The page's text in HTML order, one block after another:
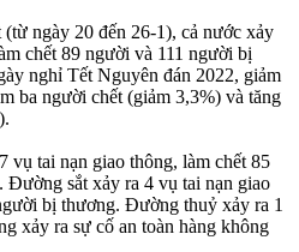
ngày 20 đến 26-1), cả nước xảy
chết 89 người và 111 người bị
nghỉ Tết Nguyên đán 2022, giảm
ba người chết (giảm 3,3%) và tăng
vụ tai nạn giao thông, làm chết 85
sắt xảy ra 4 vụ tai nạn giao
bị thương. Đường thuỷ xảy ra 1
xảy ra sự cố an toàn hàng không